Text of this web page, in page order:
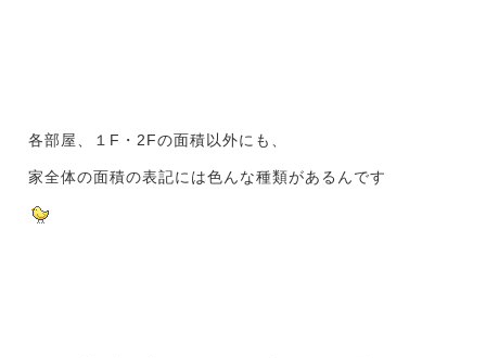
各部屋、１F・2Fの面積以外にも、
家全体の面積の表記には色んな種類があるんです